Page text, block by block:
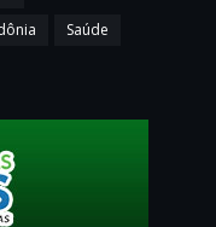
Saúde